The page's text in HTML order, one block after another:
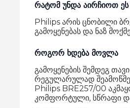
რატომ უნდა აირჩიოთ
Philips არის ცნობილი
გამოყენებას და ნაზ
როგორ ხდება მოვლა
გამოყენების შემდეგ
რეგულარულად
Philips BRE257/00
კომფორტული, სწრაფი